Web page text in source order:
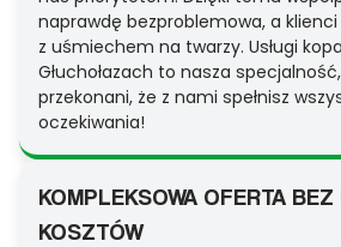
naprawdę bezproblemowa, a
z uśmiechem na twarzy. Usługi
Głuchołazach to nasza
przekonani, że z nami spełnisz
oczekiwania!
KOMPLEKSOWA OFERTA BEZ
KOSZTÓW